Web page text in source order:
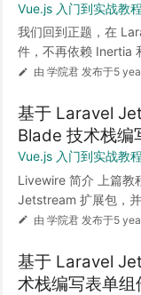
Vue.js 入门到实战教程
我们回到正题，在
件，不再依赖 Inertia
由 学院君 发布于5
基于 Laravel
Blade 技术栈编
Vue.js 入门到实战教程
Livewire 简介 上篇教
Jetstream 扩展包，
由 学院君 发布于5
基于 Laravel
术栈编写表单组